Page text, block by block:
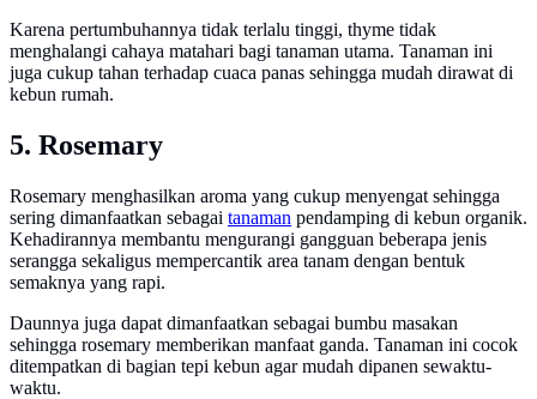
Karena pertumbuhannya tidak terlalu tinggi, thyme tidak
menghalangi cahaya matahari bagi tanaman utama. Tanaman ini
juga cukup tahan terhadap cuaca panas sehingga mudah dirawat di
kebun rumah.
5. Rosemary
Rosemary menghasilkan aroma yang cukup menyengat sehingga
sering dimanfaatkan sebagai tanaman pendamping di kebun organik.
Kehadirannya membantu mengurangi gangguan beberapa jenis
serangga sekaligus mempercantik area tanam dengan bentuk
semaknya yang rapi.
Daunnya juga dapat dimanfaatkan sebagai bumbu masakan
sehingga rosemary memberikan manfaat ganda. Tanaman ini cocok
ditempatkan di bagian tepi kebun agar mudah dipanen sewaktu-
waktu.